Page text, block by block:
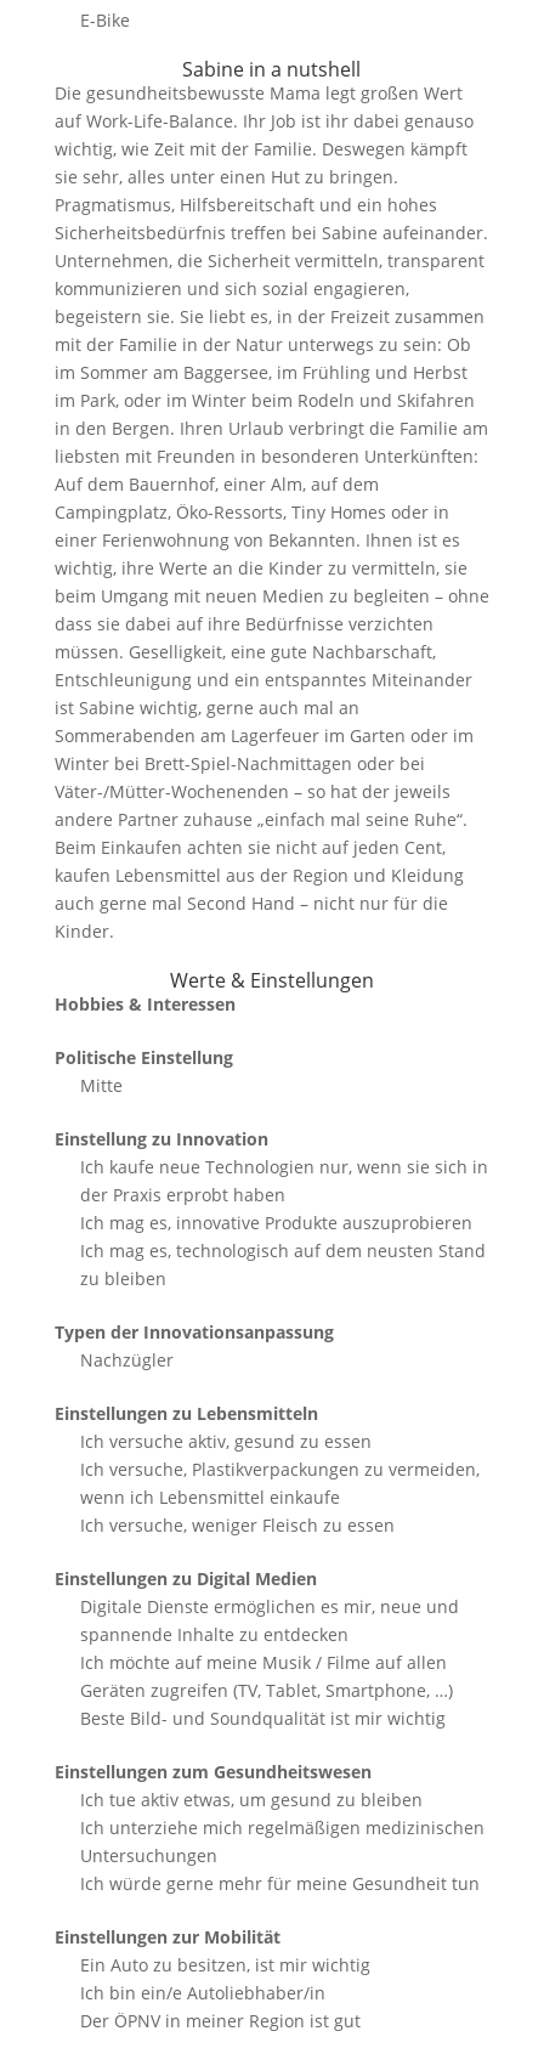
E-Bike
Sabine in a nutshell
Die gesundheitsbewusste Mama legt großen Wert
auf Work-Life-Balance. Ihr Job ist ihr dabei genauso
wichtig, wie Zeit mit der Familie. Deswegen kämpft
sie sehr, alles unter einen Hut zu bringen.
Pragmatismus, Hilfsbereitschaft und ein hohes
Sicherheitsbedürfnis treffen bei Sabine aufeinander.
Unternehmen, die Sicherheit vermitteln, transparent
kommunizieren und sich sozial engagieren,
begeistern sie. Sie liebt es, in der Freizeit zusammen
mit der Familie in der Natur unterwegs zu sein: Ob
im Sommer am Baggersee, im Frühling und Herbst
im Park, oder im Winter beim Rodeln und Skifahren
in den Bergen. Ihren Urlaub verbringt die Familie am
liebsten mit Freunden in besonderen Unterkünften:
Auf dem Bauernhof, einer Alm, auf dem
Campingplatz, Öko-Ressorts, Tiny Homes oder in
einer Ferienwohnung von Bekannten. Ihnen ist es
wichtig, ihre Werte an die Kinder zu vermitteln, sie
beim Umgang mit neuen Medien zu begleiten – ohne
dass sie dabei auf ihre Bedürfnisse verzichten
müssen. Geselligkeit, eine gute Nachbarschaft,
Entschleunigung und ein entspanntes Miteinander
ist Sabine wichtig, gerne auch mal an
Sommerabenden am Lagerfeuer im Garten oder im
Winter bei Brett-Spiel-Nachmittagen oder bei
Väter-/Mütter-Wochenenden – so hat der jeweils
andere Partner zuhause „einfach mal seine Ruhe“.
Beim Einkaufen achten sie nicht auf jeden Cent,
kaufen Lebensmittel aus der Region und Kleidung
auch gerne mal Second Hand – nicht nur für die
Kinder.
Werte & Einstellungen
Hobbies & Interessen
Politische Einstellung
Mitte
Einstellung zu Innovation
Ich kaufe neue Technologien nur, wenn sie sich in
der Praxis erprobt haben
Ich mag es, innovative Produkte auszuprobieren
Ich mag es, technologisch auf dem neusten Stand
zu bleiben
Typen der Innovationsanpassung
Nachzügler
Einstellungen zu Lebensmitteln
Ich versuche aktiv, gesund zu essen
Ich versuche, Plastikverpackungen zu vermeiden,
wenn ich Lebensmittel einkaufe
Ich versuche, weniger Fleisch zu essen
Einstellungen zu Digital Medien
Digitale Dienste ermöglichen es mir, neue und
spannende Inhalte zu entdecken
Ich möchte auf meine Musik / Filme auf allen
Geräten zugreifen (TV, Tablet, Smartphone, …)
Beste Bild- und Soundqualität ist mir wichtig
Einstellungen zum Gesundheitswesen
Ich tue aktiv etwas, um gesund zu bleiben
Ich unterziehe mich regelmäßigen medizinischen
Untersuchungen
Ich würde gerne mehr für meine Gesundheit tun
Einstellungen zur Mobilität
Ein Auto zu besitzen, ist mir wichtig
Ich bin ein/e Autoliebhaber/in
Der ÖPNV in meiner Region ist gut